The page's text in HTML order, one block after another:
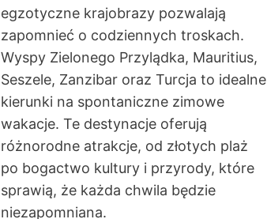
egzotyczne krajobrazy pozwalają
zapomnieć o codziennych troskach.
Wyspy Zielonego Przylądka, Mauritius,
Seszele, Zanzibar oraz Turcja to idealne
kierunki na spontaniczne zimowe
wakacje. Te destynacje oferują
różnorodne atrakcje, od złotych plaż
po bogactwo kultury i przyrody, które
sprawią, że każda chwila będzie
niezapomniana.